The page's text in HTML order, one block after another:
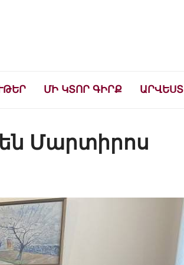
ՄԻ ԿՏՈՐ ԳԻՐՔ ԱՐՎԵՍՏ
են Մարտիրոս